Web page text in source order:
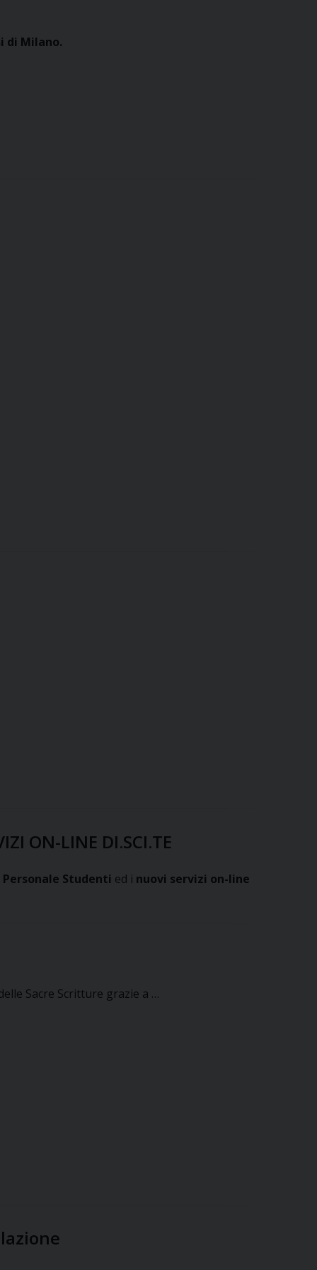
di Milano.
ON-LINE DI.SCI.TE
Studenti ed i nuovi servizi on-line
Sacre Scritture grazie a …